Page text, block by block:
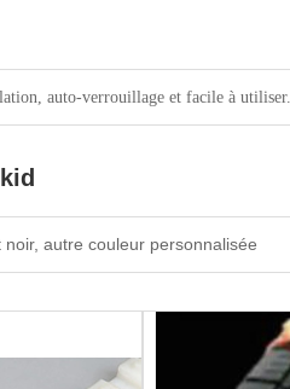
auto-verrouillage et facile à utiliser.
autre couleur personnalisée